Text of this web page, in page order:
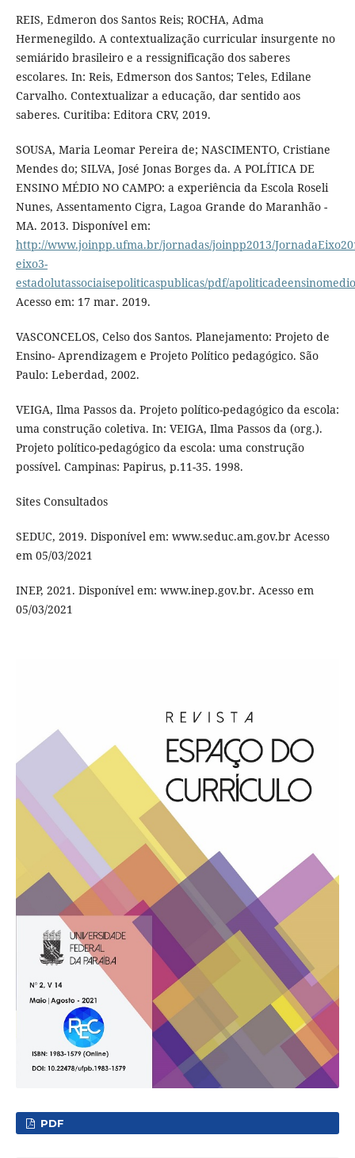
REIS, Edmeron dos Santos Reis; ROCHA, Adma
Hermenegildo. A contextualização curricular insurgente no
semiárido brasileiro e a ressignificação dos saberes
escolares. In: Reis, Edmerson dos Santos; Teles, Edilane
Carvalho. Contextualizar a educação, dar sentido aos
saberes. Curitiba: Editora CRV, 2019.
SOUSA, Maria Leomar Pereira de; NASCIMENTO, Cristiane
Mendes do; SILVA, José Jonas Borges da. A POLÍTICA DE
ENSINO MÉDIO NO CAMPO: a experiência da Escola Roseli
Nunes, Assentamento Cigra, Lagoa Grande do Maranhão -
MA. 2013. Disponível em:
http://www.joinpp.ufma.br/jornadas/joinpp2013/
eixo3-
estadolutassociaisepoliticaspublicas/pdf/
Acesso em: 17 mar. 2019.
VASCONCELOS, Celso dos Santos. Planejamento: Projeto de
Ensino- Aprendizagem e Projeto Político pedagógico. São
Paulo: Leberdad, 2002.
VEIGA, Ilma Passos da. Projeto político-pedagógico da escola:
uma construção coletiva. In: VEIGA, Ilma Passos da (org.).
Projeto político-pedagógico da escola: uma construção
possível. Campinas: Papirus, p.11-35. 1998.
Sites Consultados
SEDUC, 2019. Disponível em: www.seduc.am.gov.br Acesso
em 05/03/2021
INEP, 2021. Disponível em: www.inep.gov.br. Acesso em
05/03/2021
PDF